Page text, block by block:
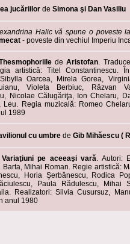
jucăriilor de Simona şi Dan Vasiliu
Halic vă spune o poveste
- poveste din vechiul Imperiu
deAristofan.
artistică: Titel Constantinescu.
Oarcea, Mirela Gorea,
Violeta Berbiuc, Răzvan
Nicolae Călugăriţa, Ion Chelaru,
Regia muzicală: Romeo
1989
cu umbre de Gib Mihăescu (
Variaţiuni pe aceeaşi vară. Autori:
Mihai Roman. Regie artistică:
Horia Şerbănescu, Rodica
Paula Rădulescu, Mihai
Realizatori: Silvia Cusursuz,
anul 1980